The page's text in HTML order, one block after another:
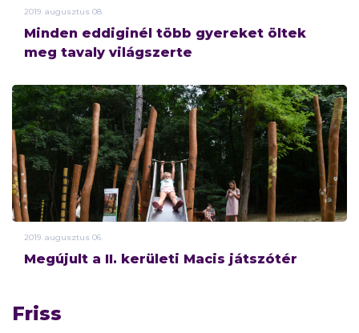
2019. augusztus 08.
Minden eddiginél több gyereket öltek
meg tavaly világszerte
2019. augusztus 06.
Megújult a II. kerületi Macis játszótér
Friss